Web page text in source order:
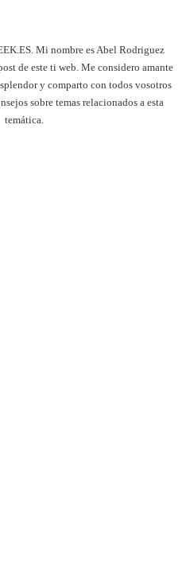
Mi nombre es Abel Rodriguez
de este ti web. Me considero amante
y comparto con todos vosotros
sobre temas relacionados a esta
temática.